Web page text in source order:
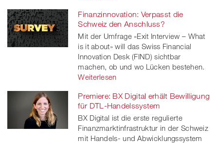
Finanzinnovation: Verpasst die
Schweiz den Anschluss?
Mit der Umfrage «Exit Interview – What
is it about» will das Swiss Financial
Innovation Desk (FIND) sichtbar
machen, ob und wo Lücken bestehen.
Weiterlesen
Premiere: BX Digital erhält Bewilligung
für DTL-Handelssystem
BX Digital ist die erste regulierte
Finanzmarktinfrastruktur in der Schweiz
mit Handels- und Abwicklungssystem